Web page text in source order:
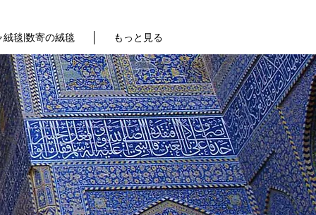
毯|数寄の絨毯 もっと見る